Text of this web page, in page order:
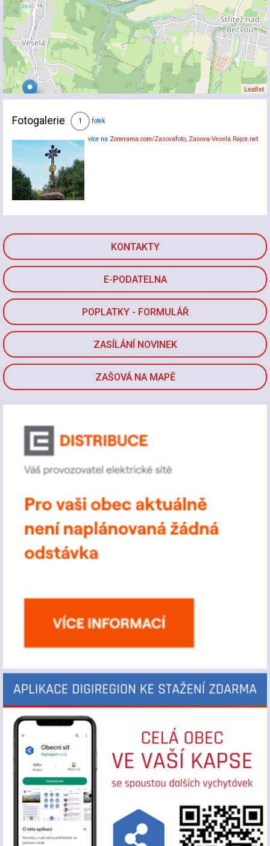
KONTAKTY
E-PODATELNA
POPLATKY - FORMULÁŘ
ZASÍLÁNÍ NOVINEK
ZAŠOVÁ NA MAPĚ
Leaflet
Fotogalerie 1 fotek
více na Zonerama.com/Zasovafoto, Zasova-Vesela.Rajce.net